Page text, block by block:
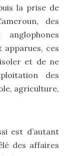
la prise de
des
ces
et de ne
des
agriculture,
est d’autant
des affaires